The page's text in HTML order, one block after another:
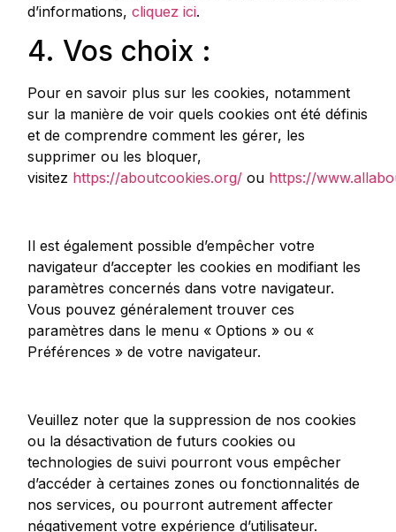
d’informations,cliquez ici.
4. Vos choix :
Pour en savoir plus sur les cookies, notamment
sur la manière de voir quels cookies ont été définis
et de comprendre comment les gérer, les
supprimer ou les bloquer,
visitez https://aboutcookies.org/ ou https://
Il est également possible d’empêcher votre
navigateur d’accepter les cookies en modifiant les
paramètres concernés dans votre navigateur.
Vous pouvez généralement trouver ces
paramètres dans le menu « Options » ou «
Préférences » de votre navigateur.
Veuillez noter que la suppression de nos cookies
ou la désactivation de futurs cookies ou
technologies de suivi pourront vous empêcher
d’accéder à certaines zones ou fonctionnalités de
nos services, ou pourront autrement affecter
négativement votre expérience d’utilisateur.